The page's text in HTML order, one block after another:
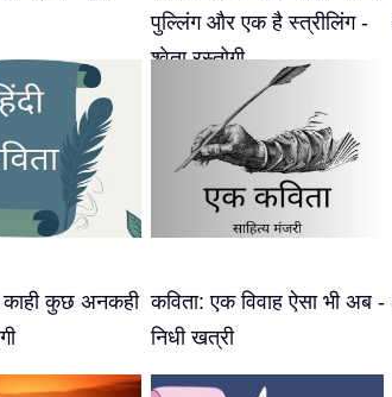
पुल्लिंग और एक है स्त्रीलिंग -
श्वेता रस्तोगी
कुछ अनकही कविता: एक विवाह ऐसा भी अब -
निधी खत्री